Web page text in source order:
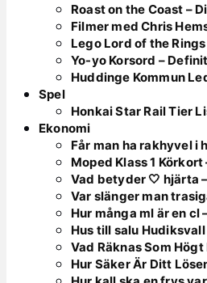
Roast on the Coast –
Filmer med Chris
Lego Lord of the
Yo-yo Korsord –
Huddinge Kommun
Spel
Honkai Star Rail Tier
Ekonomi
Får man ha rakhyvel i
Moped Klass 1
Vad betyder 🤍 hjärta
Var slänger man
Hur många ml är en
Hus till salu
Vad Räknas Som
Hur Säker Är Ditt